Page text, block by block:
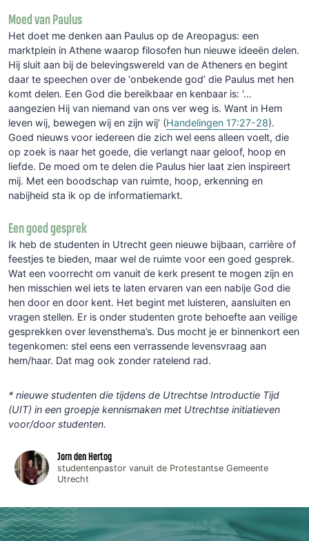
Moed van Paulus
Het doet me denken aan Paulus op de Areopagus: een
marktplein in Athene waarop filosofen hun nieuwe ideeën delen.
Hij sluit aan bij de belevingswereld van de Atheners en begint
daar te speechen over de ‘onbekende god’ die Paulus met hen
komt delen. Een God die bereikbaar en kenbaar is: ‘…
aangezien Hij van niemand van ons ver weg is. Want in Hem
leven wij, bewegen wij en zijn wij’ (Handelingen 17:27-28).
Goed nieuws voor iedereen die zich wel eens alleen voelt, die
op zoek is naar het goede, die verlangt naar geloof, hoop en
liefde. De moed om te delen die Paulus hier laat zien inspireert
mij. Met een boodschap van ruimte, hoop, erkenning en
nabijheid sta ik op de informatiemarkt.
Een goed gesprek
Ik heb de studenten in Utrecht geen nieuwe bijbaan, carrière of
feestjes te bieden, maar wel de ruimte voor een goed gesprek.
Wat een voorrecht om vanuit de kerk present te mogen zijn en
hen misschien wel iets te laten ervaren van een nabije God die
hen door en door kent. Het begint met luisteren, aansluiten en
vragen stellen. Er is onder studenten grote behoefte aan veilige
gesprekken over levensthema’s. Dus mocht je er binnenkort een
tegenkomen: stel eens een verrassende levensvraag aan
hem/haar. Dat mag ook zonder ratelend rad.
* nieuwe studenten die tijdens de Utrechtse Introductie Tijd
(UIT) in een groepje kennismaken met Utrechtse initiatieven
voor/door studenten.
Jorn den Hertog
studentenpastor vanuit de Protestantse Gemeente
Utrecht